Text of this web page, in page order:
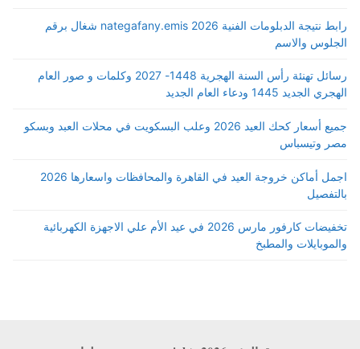
رابط نتيجة الدبلومات الفنية 2026 nategafany.emis شغال برقم
الجلوس والاسم
رسائل تهنئة رأس السنة الهجرية 1448- 2027 وكلمات و صور العام
الهجري الجديد 1445 ودعاء العام الجديد
جميع أسعار كحك العيد 2026 وعلب البسكويت في محلات العبد وبسكو
مصر وتيسباس
اجمل أماكن خروجة العيد في القاهرة والمحافظات واسعارها 2026
بالتفصيل
تخفيضات كارفور مارس 2026 في عيد الأم علي الاجهزة الكهربائية
والموبايلات والمطبخ